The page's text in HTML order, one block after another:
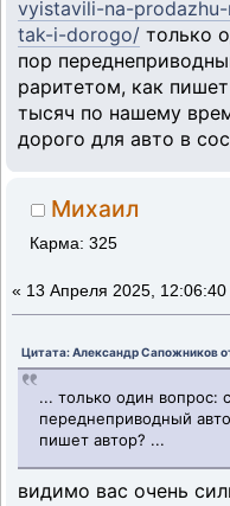
vyistavili-na-
tak-i-dorogo/ только
пор
раритетом, как
тысяч по нашему
дорого для авто в
Михаил
Карма: 325
« 13 Апреля 2025, 12:06:40
Цитата: Александр Сапожников
... только один вопрос:
переднеприводный
пишет автор? ...
видимо вас очень